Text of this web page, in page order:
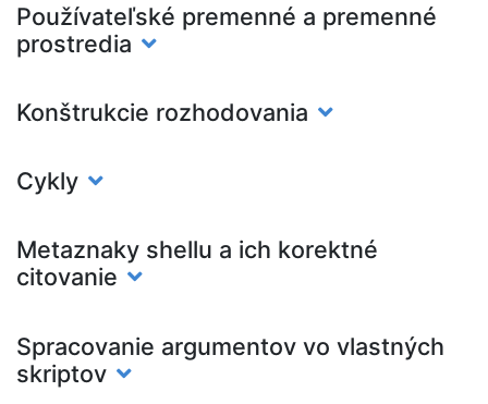
Používateľské premenné a premenné
prostredia
Konštrukcie rozhodovania
Cykly
Metaznaky shellu a ich korektné
citovanie
Spracovanie argumentov vo vlastných
skriptov